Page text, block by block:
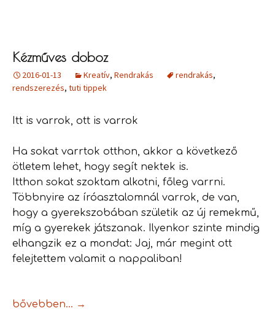
Kézműves doboz
2016-01-13 Kreatív, Rendrakás rendrakás,
rendszerezés, tuti tippek
Itt is varrok, ott is varrok
Ha sokat varrtok otthon, akkor a következő
ötletem lehet, hogy segít nektek is.
Itthon sokat szoktam alkotni, főleg varrni.
Többnyire az íróasztalomnál varrok, de van,
hogy a gyerekszobában születik az új remekmű,
míg a gyerekek játszanak. Ilyenkor szinte mindig
elhangzik ez a mondat: Jaj, már megint ott
felejtettem valamit a nappaliban!
Kézműves doboz
bővebben… →